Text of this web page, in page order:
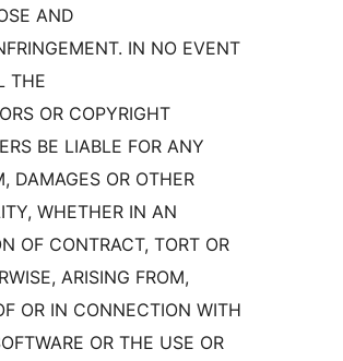
AND
IN NO EVENT
THE
OR COPYRIGHT
BE LIABLE FOR ANY
DAMAGES OR OTHER
WHETHER IN AN
OF CONTRACT, TORT OR
ARISING FROM,
OR IN CONNECTION WITH
OR THE USE OR